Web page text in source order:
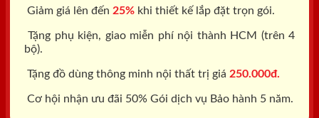
Giảm giá lên đến 25% khi thiết kế lắp đặt trọn gói.
Tặng phụ kiện, giao miễn phí nội thành HCM (trên 4
bộ).
Tặng đồ dùng thông minh nội thất trị giá 250.000đ.
Cơ hội nhận ưu đãi 50% Gói dịch vụ Bảo hành 5 năm.